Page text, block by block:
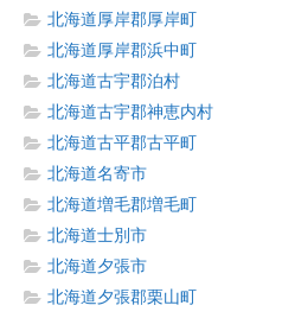
北海道厚岸郡厚岸町
北海道厚岸郡浜中町
北海道古宇郡泊村
北海道古宇郡神恵内村
北海道古平郡古平町
北海道名寄市
北海道増毛郡増毛町
北海道士別市
北海道夕張市
北海道夕張郡栗山町